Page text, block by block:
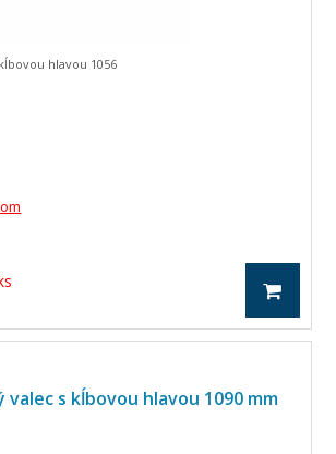
hlavou 1056
valec s kĺbovou hlavou 1090 mm